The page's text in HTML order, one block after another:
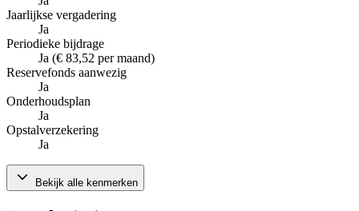
Jaarlijkse vergadering
Ja
Periodieke bijdrage
Ja (€ 83,52 per maand)
Reservefonds aanwezig
Ja
Onderhoudsplan
Ja
Opstalverzekering
Ja
Bekijk alle kenmerken